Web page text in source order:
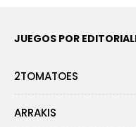
JUEGOS POR
2TOMATOES
ARRAKIS